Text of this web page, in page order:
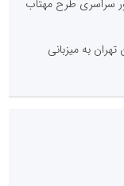
مانور سراسری طرح مهتاب
به میزبانی